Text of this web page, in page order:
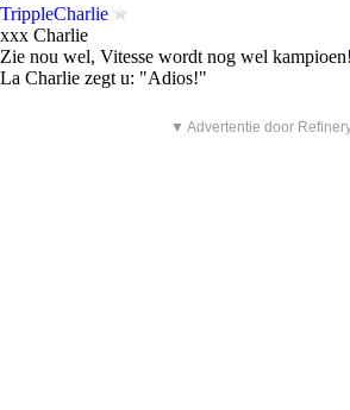
TrippleCharlie
xxx Charlie
Zie nou wel, Vitesse wordt nog wel kampioen!
La Charlie zegt u: "Adios!"
▼ Advertentie door